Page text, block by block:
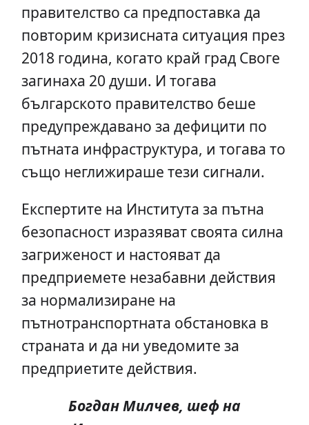
правителство са предпоставка да
повторим кризисната ситуация през
2018 година, когато край град Своге
загинаха 20 души. И тогава
българското правителство беше
предупреждавано за дефицити по
пътната инфраструктура, и тогава то
също неглижираше тези сигнали.
Експертите на Института за пътна
безопасност изразяват своята силна
загриженост и настояват да
предприемете незабавни действия
за нормализиране на
пътнотранспортната обстановка в
страната и да ни уведомите за
предприетите действия.
Богдан Милчев, шеф на